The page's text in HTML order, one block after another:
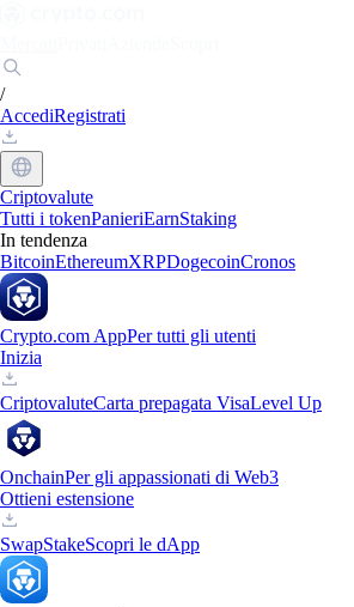
/
AccediRegistrati
Criptovalute
Tutti i tokenPanieriEarnStaking
In tendenza
BitcoinEthereumXRPDogecoinCronos
Crypto.com AppPer tutti gli utenti
Inizia
CriptovaluteCarta prepagata VisaLevel Up
OnchainPer gli appassionati di Web3
Ottieni estensione
SwapStakeScopri le dApp